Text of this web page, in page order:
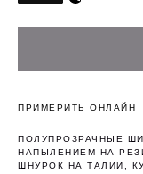
ПРИМЕРИТЬ ОНЛАЙН
ПОЛУПРОЗРАЧНЫЕ
НАПЫЛЕНИЕМ НА
ШНУРОК НА ТАЛИИ,